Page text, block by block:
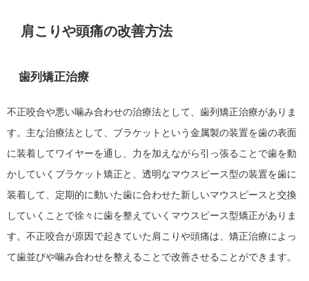
肩こりや頭痛の改善方法
歯列矯正治療
不正咬合や悪い噛み合わせの治療法として、歯列矯正治療がありま
す。主な治療法として、ブラケットという金属製の装置を歯の表面
に装着してワイヤーを通し、力を加えながら引っ張ることで歯を動
かしていくブラケット矯正と、透明なマウスピース型の装置を歯に
装着して、定期的に動いた歯に合わせた新しいマウスピースと交換
していくことで徐々に歯を整えていくマウスピース型矯正がありま
す。不正咬合が原因で起きていた肩こりや頭痛は、矯正治療によっ
て歯並びや噛み合わせを整えることで改善させることができます。